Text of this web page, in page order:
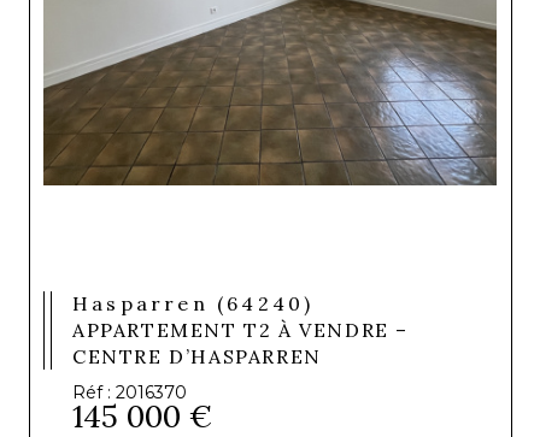
Hasparren (64240)
APPARTEMENT T2 À VENDRE –
CENTRE D’HASPARREN
Réf : 2016370
145 000 €